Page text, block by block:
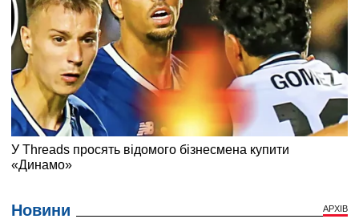
Новини АРХІВ